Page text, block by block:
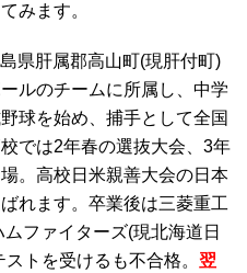
みます。
県肝属郡高山町(現肝付町)
ルのチームに所属し、中学
球を始め、捕手として全国
では2年春の選抜大会、3年
。高校日米親善大会の日本
れます。卒業後は三菱重工
ファイターズ(現北海道日
トを受けるも不合格。 翌